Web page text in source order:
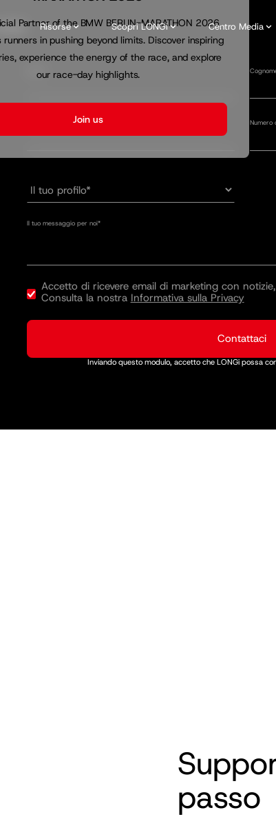
Risorse Scopri LONGi Centro Media
Partner of the BMW BERLIN-MARATHON 2026,
runners in pushing beyond limits. Discover inspiring
experience the energy of the race, and explore
our race-day highlights.
Join us Numero
Il tuo messaggio per noi*
Accetto di ricevere email di marketing con
Consulta la nostra Informativa sulla Privacy
Contattaci
Inviando questo modulo, accetto che LONGi possa
passo